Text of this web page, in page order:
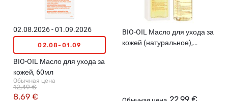
02.08.2026 - 01.09.2026
02.08-01.09
BIO-OIL Масло для ухода за
кожей, 60мл
Обычная цена
8,69 €
12,49 €
BIO-OIL Масло для ухода за
кожей (натуральное),